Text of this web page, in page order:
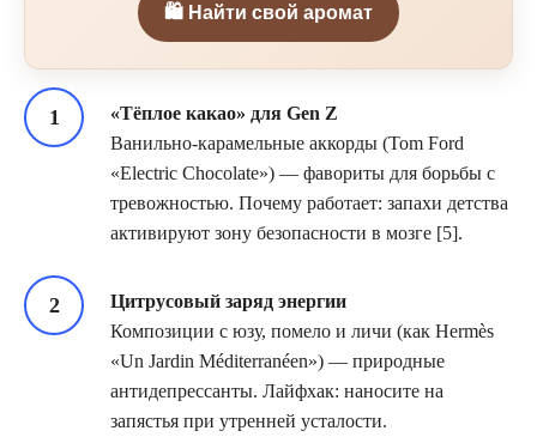
🛍️ Найти свой аромат
«Тёплое какао» для Gen Z
Ванильно-карамельные аккорды (Tom Ford
«Electric Chocolate») — фавориты для борьбы с
тревожностью. Почему работает: запахи детства
активируют зону безопасности в мозге [5].
Цитрусовый заряд энергии
Композиции с юзу, помело и личи (как Hermès
«Un Jardin Méditerranéen») — природные
антидепрессанты. Лайфхак: наносите на
запястья при утренней усталости.